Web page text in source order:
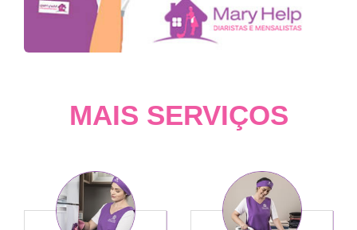
MAIS SERVIÇOS